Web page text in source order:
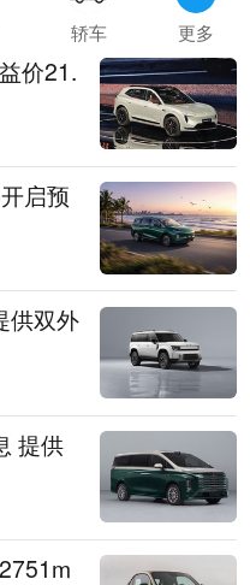
轿车 更多
价21.
启预
供双外
提供